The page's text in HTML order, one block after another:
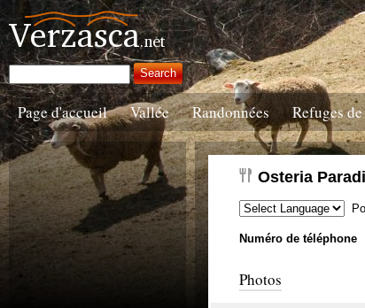
Page d'accueil Vallée Randonnées Refuges
Osteria
Numéro de téléphone
Photos